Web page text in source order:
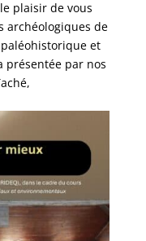
le plaisir de vous
archéologiques de
et
présentée par nos